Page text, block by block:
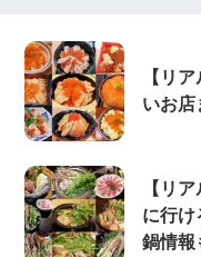
【リ
いお店
【リ
に行け
鍋情報